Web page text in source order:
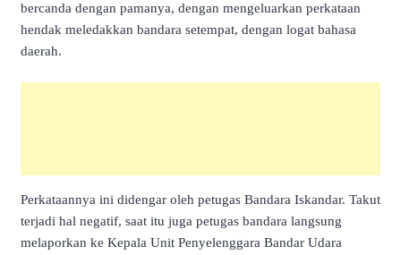
bercanda dengan pamanya, dengan mengeluarkan perkataan
hendak meledakkan bandara setempat, dengan logat bahasa
daerah.
Perkataannya ini didengar oleh petugas Bandara Iskandar. Takut
terjadi hal negatif, saat itu juga petugas bandara langsung
melaporkan ke Kepala Unit Penyelenggara Bandar Udara